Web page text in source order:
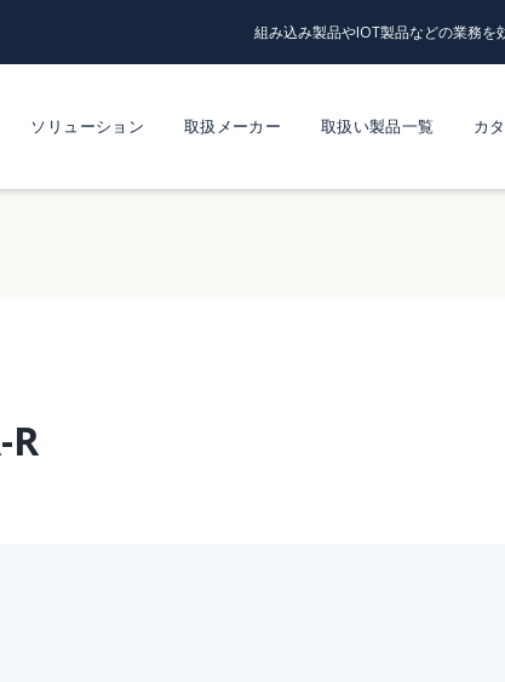
組み込み製品やIOT製品などの業務を
ソリューション 取扱メーカー 取扱い製品一覧 カ
R